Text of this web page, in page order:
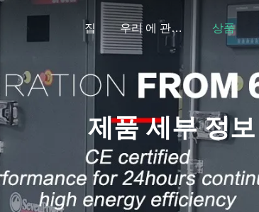
집 우리 에 관한 것 상품
제품 세부 정보